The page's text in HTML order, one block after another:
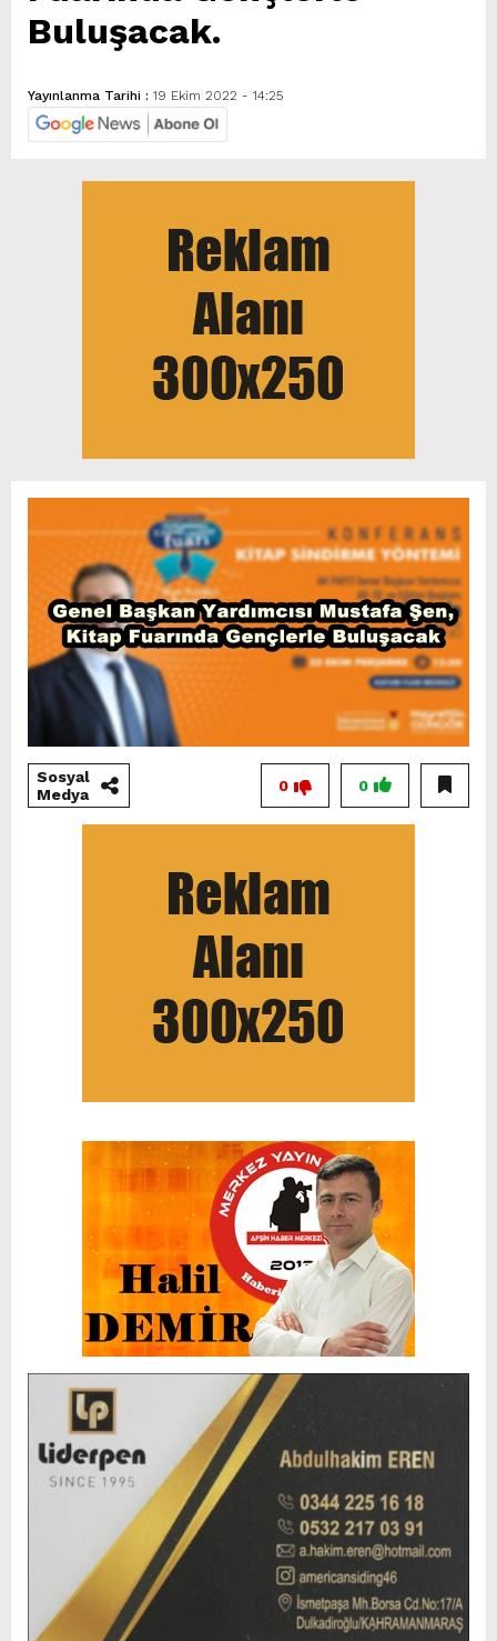
Buluşacak.
Yayınlanma Tarihi : 19 Ekim 2022 - 14:25
Sosyal
Medya
0
0